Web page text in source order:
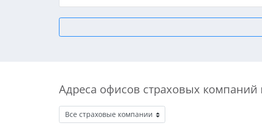
Адреса офисов страховых компаний